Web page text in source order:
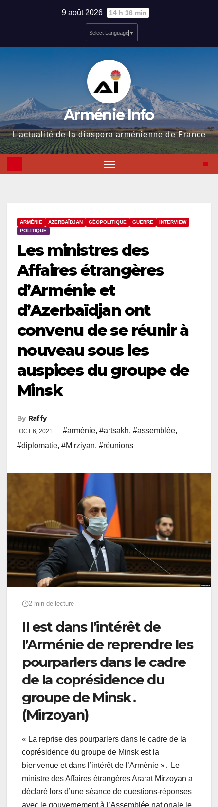
9 août 2026 14 h 36 min
Select Language ▼
Arménie Info
L'actualité de la diaspora arménienne de France
ARMÉNIE AZERBAÏDJAN GÉOPOLITIQUE GUERRE
INTERVIEW
POLITIQUE
Les ministres des
Affaires étrangères
d’Arménie et
d’Azerbaïdjan ont
convenu de se réunir à
nouveau sous les
auspices du groupe de
Minsk
By Raffy
OCT 6, 2021 #arménie, #artsakh, #assemblée,
#diplomatie, #Mirziyan, #réunions
2 min de lecture
Il est dans l’intérêt de
l’Arménie de reprendre les
pourparlers dans le cadre
de la coprésidence du
groupe de Minsk․
(Mirzoyan)
« La reprise des pourparlers dans le cadre de la
coprésidence du groupe de Minsk est la
bienvenue et dans l’intérêt de l’Arménie »․ Le
ministre des Affaires étrangères Ararat Mirzoyan a
déclaré lors d’une séance de questions-réponses
avec le gouvernement à l’Assemblée nationale le